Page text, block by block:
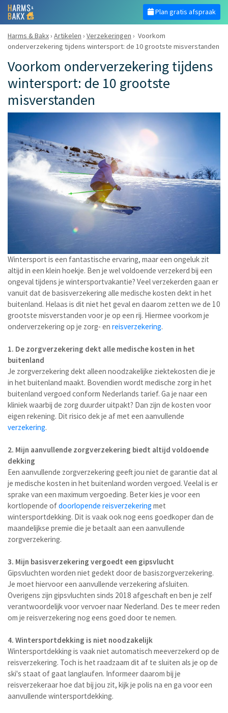
Plan gratis afspraak
Harms & Bakx› Artikelen › Verzekeringen › Voorkom
onderverzekering tijdens wintersport: de 10 grootste misverstanden
Voorkom onderverzekering tijdens
wintersport: de 10 grootste
misverstanden
Wintersport is een fantastische ervaring, maar een ongeluk zit
altijd in een klein hoekje. Ben je wel voldoende verzekerd bij een
ongeval tijdens je wintersportvakantie? Veel verzekerden gaan er
vanuit dat de basisverzekering alle medische kosten dekt in het
buitenland. Helaas is dit niet het geval en daarom zetten we de 10
grootste misverstanden voor je op een rij. Hiermee voorkom je
onderverzekering op je zorg- en reisverzekering.
1. De zorgverzekering dekt alle medische kosten in het
buitenland
Je zorgverzekering dekt alleen noodzakelijke ziektekosten die je
in het buitenland maakt. Bovendien wordt medische zorg in het
buitenland vergoed conform Nederlands tarief. Ga je naar een
kliniek waarbij de zorg duurder uitpakt? Dan zijn de kosten voor
eigen rekening. Dit risico dek je af met een aanvullende
verzekering.
2. Mijn aanvullende zorgverzekering biedt altijd voldoende
dekking
Een aanvullende zorgverzekering geeft jou niet de garantie dat al
je medische kosten in het buitenland worden vergoed. Veelal is er
sprake van een maximum vergoeding. Beter kies je voor een
kortlopende ofdoorlopende reisverzekering met
wintersportdekking. Dit is vaak ook nog eens goedkoper dan de
maandelijkse premie die je betaalt aan een aanvullende
zorgverzekering.
3. Mijn basisverzekering vergoedt een gipsvlucht
Gipsvluchten worden niet gedekt door de basiszorgverzekering.
Je moet hiervoor een aanvullende verzekering afsluiten.
Overigens zijn gipsvluchten sinds 2018 afgeschaft en ben je zelf
verantwoordelijk voor vervoer naar Nederland. Des te meer reden
om je reisverzekering nog eens goed door te nemen.
4. Wintersportdekking is niet noodzakelijk
Wintersportdekking is vaak niet automatisch meeverzekerd op de
reisverzekering. Toch is het raadzaam dit af te sluiten als je op de
ski's staat of gaat langlaufen. Informeer daarom bij je
reisverzekeraar hoe dat bij jou zit, kijk je polis na en ga voor een
aanvullende wintersportdekking.